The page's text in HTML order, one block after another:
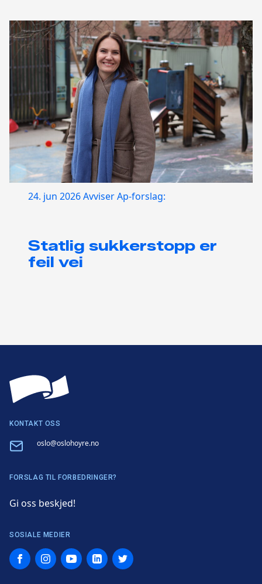
24. jun 2026Avviser Ap-forslag:
Statlig sukkerstopp er
feil vei
KONTAKT OSS
Email oslo@oslohoyre.no
FORSLAG TIL FORBEDRINGER?
Gi oss beskjed!
SOSIALE MEDIER
FacebookInstagramYouTubeLinkedInTwitter